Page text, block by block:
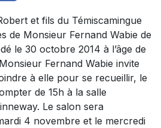
et fils du Témiscamingue
de Monsieur Fernand Wabie de
le 30 octobre 2014 à l’âge de
Fernand Wabie invite
à elle pour se recueillir, le
de 15h à la salle
Le salon sera
4 novembre et le mercredi